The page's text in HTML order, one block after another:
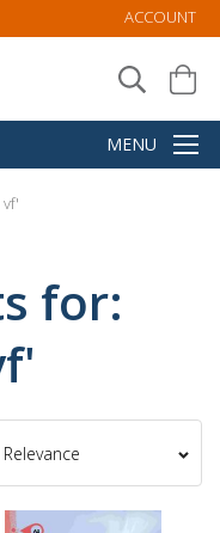
ACCOUNT
for: